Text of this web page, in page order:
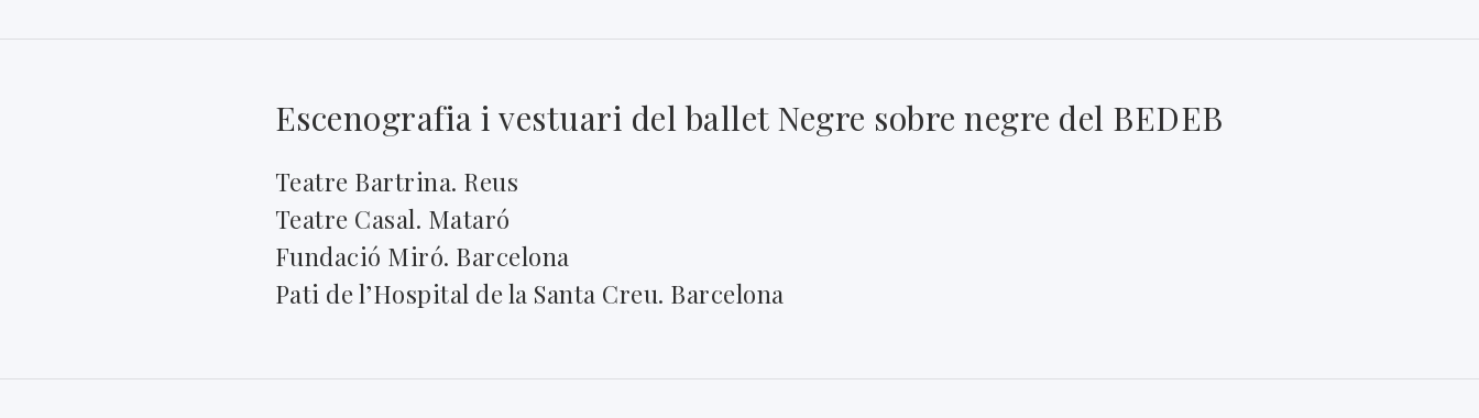
Escenografia i vestuari del ballet Negre sobre negre del BEDEB
Teatre Bartrina. Reus
Teatre Casal. Mataró
Fundació Miró. Barcelona
Pati de l’Hospital de la Santa Creu. Barcelona